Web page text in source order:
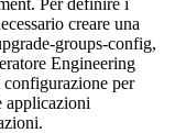
creare una
groups-config,
Engineering
per
applicazioni